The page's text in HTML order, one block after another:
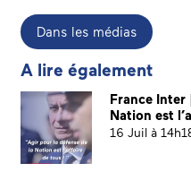
Dans les médias
A lire également
France Inter
Nation est
16 Juil à